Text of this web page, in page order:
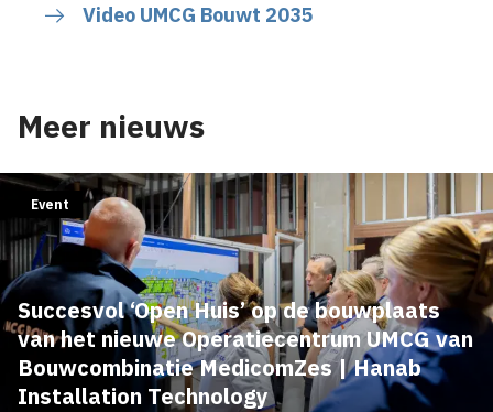
Video UMCG Bouwt 2035
Meer nieuws
Succesvol ‘Open Huis’ op de bouwplaats
van het nieuwe Operatiecentrum UMCG van
Bouwcombinatie MedicomZes | Hanab
Installation Technology
Event